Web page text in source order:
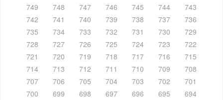
749
748 747 746 745 744
743
742
741 740 739 738 737
736
735
734 733 732 731 730
729
728
727 726 725 724 723
722
721
720 719 718 717 716
715
714
713 712 711 710 709
708
707
706 705 704 703 702
701
700
699 698 697 696 695
694